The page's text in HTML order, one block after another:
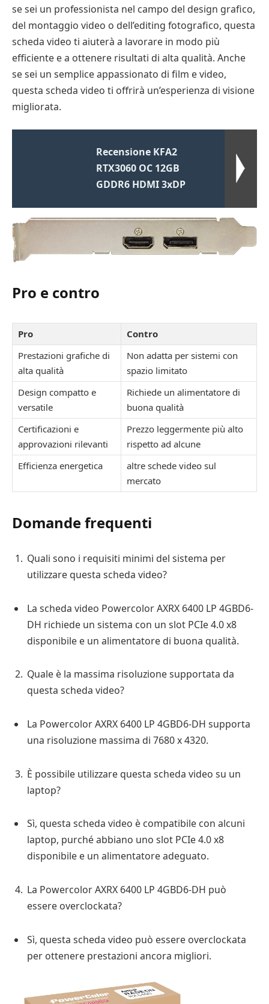
se sei un professionista nel campo del design grafico,
del montaggio video o dell’editing fotografico, questa
scheda video ti aiuterà a lavorare in modo più
efficiente e a ottenere risultati di alta qualità. Anche
se sei un semplice appassionato di film e video,
questa scheda video ti offrirà un’esperienza di visione
migliorata.
Recensione KFA2
RTX3060 OC 12GB
GDDR6 HDMI 3xDP
Pro e contro
Pro
Contro
Prestazioni grafiche di
alta qualità
Non adatta per sistemi con
spazio limitato
Design compatto e
versatile
Richiede un alimentatore di
buona qualità
Certificazioni e
approvazioni rilevanti
Prezzo leggermente più alto
rispetto ad alcune
Efficienza energetica
altre schede video sul
mercato
Domande frequenti
Quali sono i requisiti minimi del sistema per
utilizzare questa scheda video?
La scheda video Powercolor AXRX 6400 LP 4GBD6-
DH richiede un sistema con un slot PCIe 4.0 x8
disponibile e un alimentatore di buona qualità.
Quale è la massima risoluzione supportata da
questa scheda video?
La Powercolor AXRX 6400 LP 4GBD6-DH supporta
una risoluzione massima di 7680 x 4320.
È possibile utilizzare questa scheda video su un
laptop?
Sì, questa scheda video è compatibile con alcuni
laptop, purché abbiano uno slot PCIe 4.0 x8
disponibile e un alimentatore adeguato.
La Powercolor AXRX 6400 LP 4GBD6-DH può
essere overclockata?
Sì, questa scheda video può essere overclockata
per ottenere prestazioni ancora migliori.